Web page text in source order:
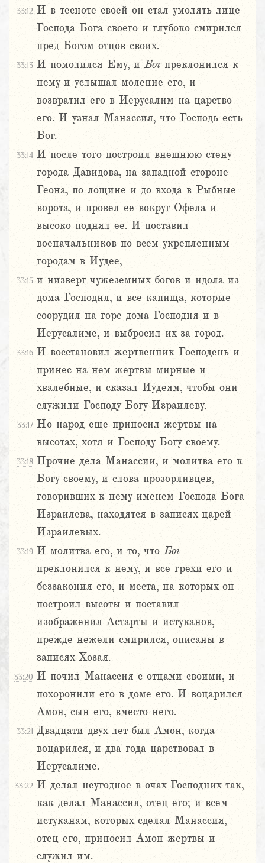
33:12 И в тесноте своей он стал умолять лице
Господа Бога своего и глубоко смирился
пред Богом отцов своих.
33:13 И помолился Ему, иБог преклонился к
нему и услышал моление его, и
возвратил его в Иерусалим на царство
его. И узнал Манассия, что Господь есть
Бог.
33:14 И после того построил внешнюю стену
города Давидова, на западной стороне
Геона, по лощине и до входа в Рыбные
ворота, и провел ее вокруг Офела и
высоко поднял ее. И поставил
военачальников по всем укрепленным
городам в Иудее,
33:15 и низверг чужеземных богов и идола из
дома Господня, и все капища, которые
соорудил на горе дома Господня и в
Иерусалиме, и выбросил их за город.
33:16 И восстановил жертвенник Господень и
принес на нем жертвы мирные и
хвалебные, и сказал Иудеям, чтобы они
служили Господу Богу Израилеву.
33:17 Но народ еще приносил жертвы на
высотах, хотя и Господу Богу своему.
33:18 Прочие дела Манассии, и молитва его к
Богу своему, и слова прозорливцев,
говоривших к нему именем Господа Бога
Израилева, находятся в записях царей
Израилевых.
33:19 И молитва его, и то, чтоБог
преклонился к нему, и все грехи его и
беззакония его, и места, на которых он
построил высоты и поставил
изображения Астарты и истуканов,
прежде нежели смирился, описаны в
записях Хозая.
33:20 И почил Манассия с отцами своими, и
похоронили его в доме его. И воцарился
Амон, сын его, вместо него.
33:21 Двадцати двух лет был Амон, когда
воцарился, и два года царствовал в
Иерусалиме.
33:22 И делал неугодное в очах Господних так,
как делал Манассия, отец его; и всем
истуканам, которых сделал Манассия,
отец его, приносил Амон жертвы и
служил им.